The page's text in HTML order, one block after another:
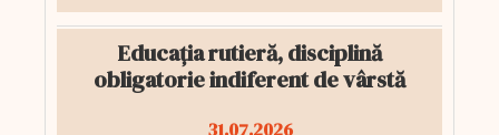
Educația rutieră, disciplină
obligatorie indiferent de vârstă
31.07.2026